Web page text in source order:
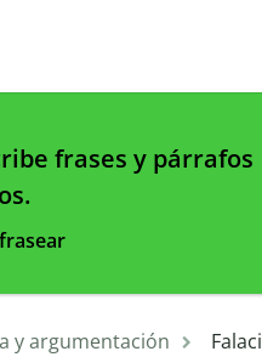
frases y párrafos
y argumentación